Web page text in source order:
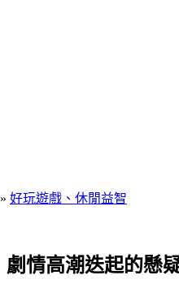
» 好玩遊戲、休閒益智
劇情高潮迭起的懸